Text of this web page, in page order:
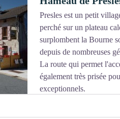
en plein écran
Presles est un petit
perché sur un plateau
surplombent la Bourne
depuis de nombreuses
La route qui permet
également très prisée
exceptionnels.